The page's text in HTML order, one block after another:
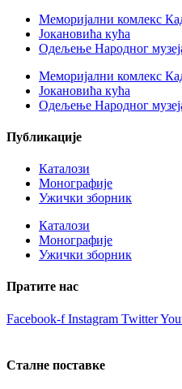
Меморијални комлекс
Јокановића кућа
Oдељење Народног
Меморијални комлекс
Јокановића кућа
Oдељење Народног
Публикације
Каталози
Монографије
Ужички зборник
Каталози
Монографије
Ужички зборник
Пратите нас
Facebook-f Instagram Twitter
Сталне поставке